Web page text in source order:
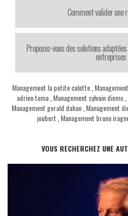
Comment valider une
Proposez-vous des solutions
Management la petite culotte,
adrien toma Management sylvain diems
Management gerald dahan, Management
joubert Management bruno
VOUS RECHERCHEZ UNE